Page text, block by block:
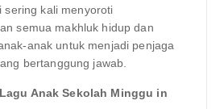
sering kali menyoroti
semua makhluk hidup dan
anak untuk menjadi penjaga
bertanggung jawab.
Anak Sekolah Minggu in